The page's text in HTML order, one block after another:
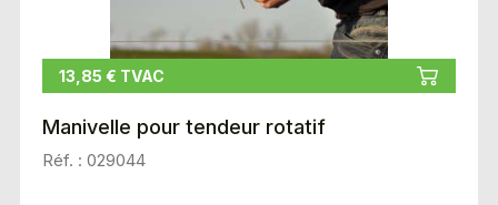
13,85 € TVAC
Manivelle pour tendeur rotatif
Réf. : 029044